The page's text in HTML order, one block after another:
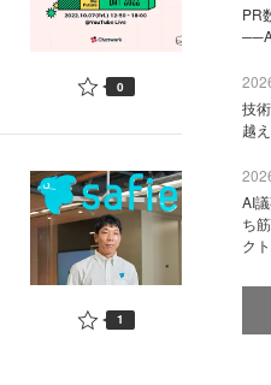
0
1
PR
技
越
AI
ち
ク